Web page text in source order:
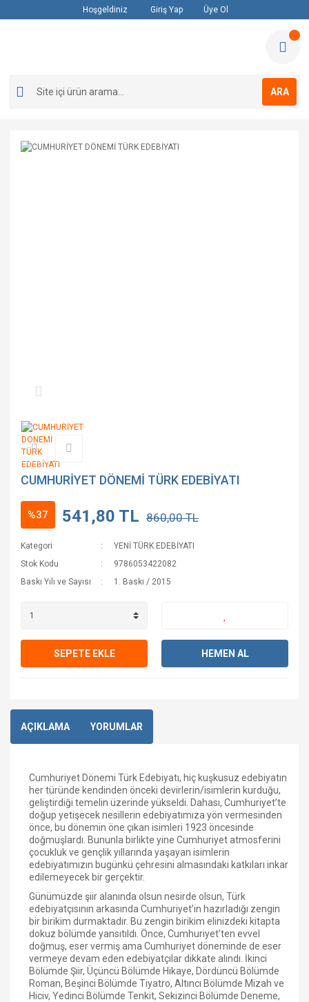
Hoşgeldiniz Giriş Yap Üye Ol
ARA
CUMHURİYET DÖNEMİ TÜRK EDEBİYATI
%37 541,80 TL 860,00 TL
Kategori
YENİ TÜRK EDEBİYATI
Stok Kodu
9786053422082
Baskı Yılı ve Sayısı
1. Baskı / 2015
SEPETE EKLE HEMEN AL
AÇIKLAMA YORUMLAR
Cumhuriyet Dönemi Türk Edebiyatı, hiç kuşkusuz edebiyatın
her türünde kendinden önceki devirlerin/isimlerin kurduğu,
geliştirdiği temelin üzerinde yükseldi. Dahası, Cumhuriyet’te
doğup yetişecek nesillerin edebiyatımıza yön vermesinden
önce, bu dönemin öne çıkan isimleri 1923 öncesinde
doğmuşlardı. Bununla birlikte yine Cumhuriyet atmosferini
çocukluk ve gençlik yıllarında yaşayan isimlerin
edebiyatımızın bugünkü çehresini almasındaki katkıları inkar
edilemeyecek bir gerçektir.
Günümüzde şiir alanında olsun nesirde olsun, Türk
edebiyatçısının arkasında Cumhuriyet’in hazırladığı zengin
bir birikim durmaktadır. Bu zengin birikim elinizdeki kitapta
dokuz bölümde yansıtıldı. Önce, Cumhuriyet’ten evvel
doğmuş, eser vermiş ama Cumhuriyet döneminde de eser
vermeye devam eden edebiyatçılar dikkate alındı. İkinci
Bölümde Şiir, Üçüncü Bölümde Hikaye, Dördüncü Bölümde
Roman, Beşinci Bölümde Tiyatro, Altıncı Bölümde Mizah ve
Hiciv, Yedinci Bölümde Tenkit, Sekizinci Bölümde Deneme,